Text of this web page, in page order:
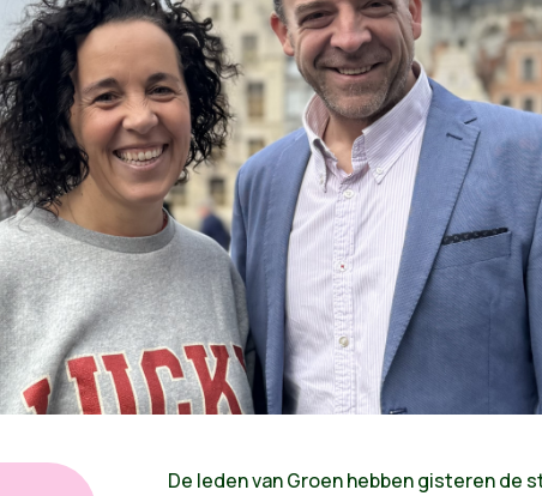
De leden van Groen hebben gisteren de